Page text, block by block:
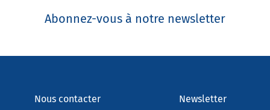
Abonnez-vous à notre newsletter
Nous contacter Newsletter